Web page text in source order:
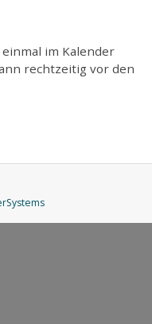
im Kalender
rechtzeitig vor den